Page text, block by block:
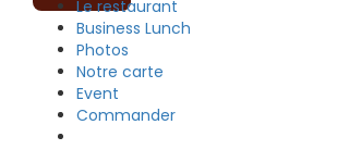
Le restaurant
Business Lunch
Photos
Notre carte
Event
Commander